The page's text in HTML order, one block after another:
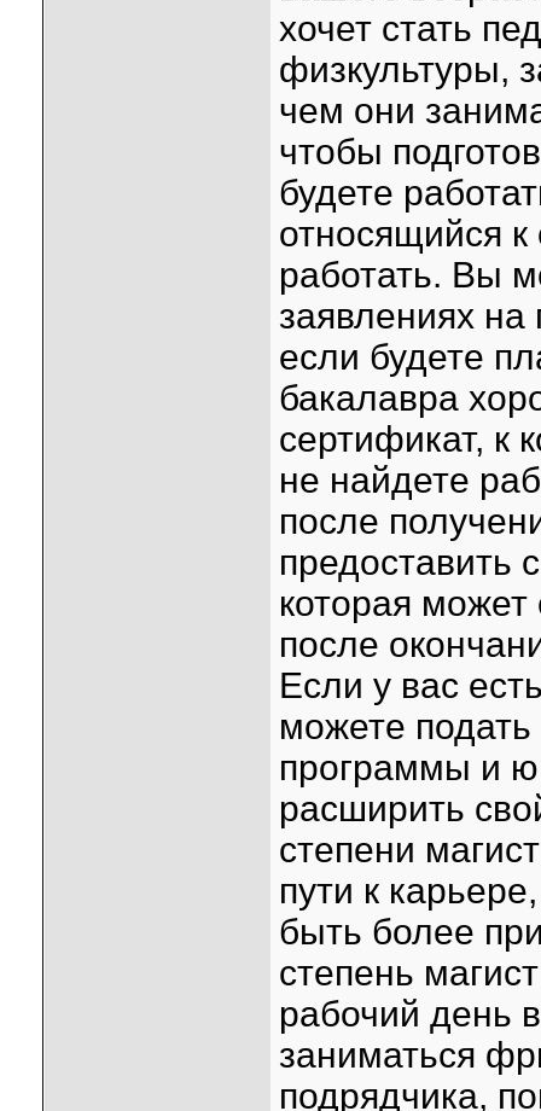
хочет стать
физкультуры,
чем они
чтобы
будете
относящийся к
работать. Вы
заявлениях на
если будете
бакалавра
сертификат, к
не найдете
после
предоставить
которая
после
Если у вас
можете
программы и
расширить
степени
пути к
быть более
степень
рабочий день
заниматься
подрядчика,